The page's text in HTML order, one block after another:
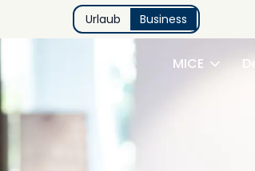
Urlaub Business
MICE